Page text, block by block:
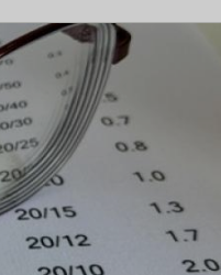
är ansvarig för att
Vid försening eller
egna merkostnader.
hos de olika företagen,
och för olika
finns en leveransgaranti. Från